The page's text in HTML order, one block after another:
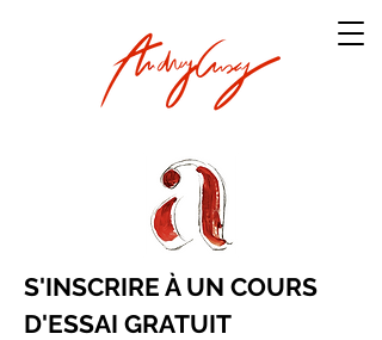
S'INSCRIRE À UN COURS
D'ESSAI GRATUIT